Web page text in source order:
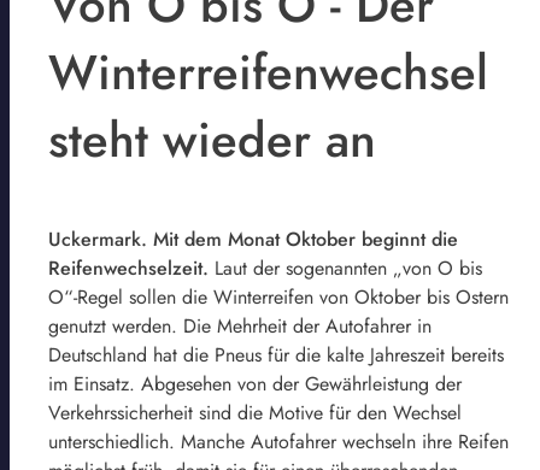
Winterreifenwechsel
steht wieder an
Uckermark. Mit dem Monat Oktober beginnt die
Reifenwechselzeit. Laut der sogenannten „von O bis
O“-Regel sollen die Winterreifen von Oktober bis Ostern
genutzt werden. Die Mehrheit der Autofahrer in
Deutschland hat die Pneus für die kalte Jahreszeit bereits
im Einsatz. Abgesehen von der Gewährleistung der
Verkehrssicherheit sind die Motive für den Wechsel
unterschiedlich. Manche Autofahrer wechseln ihre Reifen